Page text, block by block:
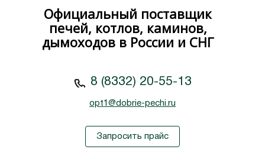
Официальный поставщик
печей, котлов, каминов,
дымоходов в России и СНГ
8 (8332) 20-55-13
opt1@dobrie-pechi.ru
Запросить прайс